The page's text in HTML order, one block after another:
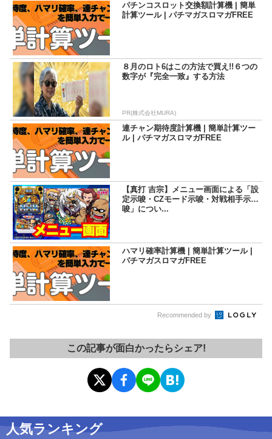
パチンコスロット交換額計算機 | 簡単
計算ツール | パチマガスロマガFREE
８月のロト6はこの方法で買え!!６つの
数字が『完全一致』する方法
PR(株式会社MURA)
連チャン期待度計算機 | 簡単計算ツー
ル | パチマガスロマガFREE
【真打 吉宗】メニュー画面による「設
定示唆・CZモード示唆・対戦相手示
唆」につい...
ハマリ確率計算機 | 簡単計算ツール |
パチマガスロマガFREE
Recommended by
この記事が面白かったらシェア!
人気ランキング